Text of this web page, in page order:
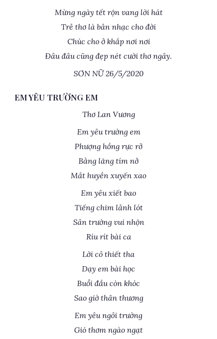
Mừng ngày tết rộn vang lời hát
Trẻ thơ là bản nhạc cho đời
Chúc cho ở khắp nơi nơi
Đâu đâu cũng đẹp nét cười thơ ngây.
SƠN NỮ 26/5/2020
EM YÊU TRƯỜNG EM
Thơ Lan Vương
Em yêu trường em
Phượng hồng rực rỡ
Bằng lăng tím nở
Mắt huyền xuyến xao
Em yêu xiết bao
Tiếng chim lảnh lót
Sân trường vui nhộn
Ríu rít bài ca
Lời cô thiết tha
Dạy em bài học
Buổi đầu còn khóc
Sao giờ thân thương
Em yêu ngôi trường
Gió thơm ngào ngạt